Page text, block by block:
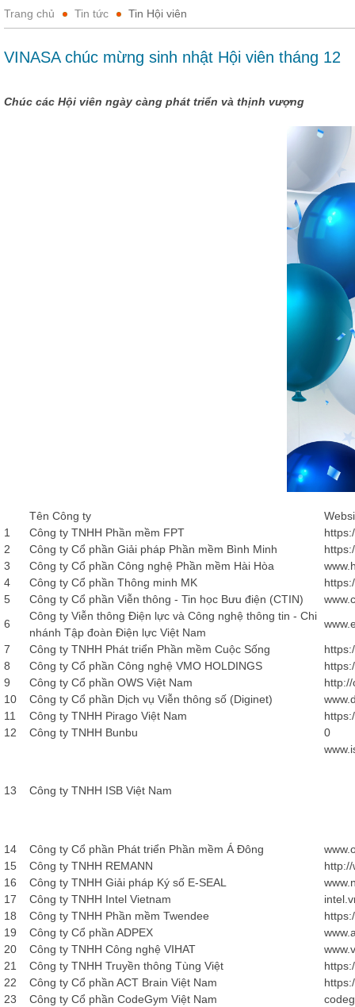
Trang chủ Tin tức Tin Hội viên
VINASA chúc mừng sinh nhật Hội viên tháng 12
Chúc các Hội viên ngày càng phát triển và thịnh vượng
Tên Công ty
1
Công ty TNHH Phần mềm FPT
2
Công ty Cổ phần Giải pháp Phần mềm Bình Minh
3
Công ty Cổ phần Công nghệ Phần mềm Hài Hòa
4
Công ty Cổ phần Thông minh MK
5
Công ty Cổ phần Viễn thông - Tin học Bưu điện (CTIN)
6
Công ty Viễn thông Điện lực và Công nghệ thông tin - Chi
nhánh Tập đoàn Điện lực Việt Nam
7
Công ty TNHH Phát triển Phần mềm Cuộc Sống
8
Công ty Cổ phần Công nghệ VMO HOLDINGS
9
Công ty Cổ phần OWS Việt Nam
10
Công ty Cổ phần Dịch vụ Viễn thông số (Diginet)
11
Công ty TNHH Pirago Việt Nam
12
Công ty TNHH Bunbu 0
13 Công ty TNHH ISB Việt Nam
14 Công ty Cổ phần Phát triển Phần mềm Á Đông
15
Công ty TNHH REMANN
16
Công ty TNHH Giải pháp Ký số E-SEAL
17
Công ty TNHH Intel Vietnam
18
Công ty TNHH Phần mềm Twendee
19
Công ty Cổ phần ADPEX
20
Công ty TNHH Công nghệ VIHAT
21
Công ty TNHH Truyền thông Tùng Việt
22
Công ty Cổ phần ACT Brain Việt Nam
23
Công ty Cổ phần CodeGym Việt Nam